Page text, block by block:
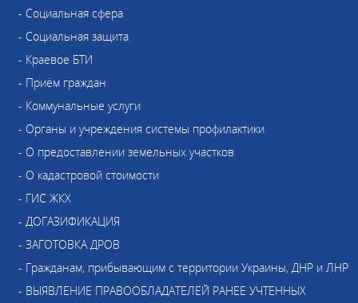
- Социальная сфера
- Социальная защита
- Краевое БТИ
- Приём граждан
- Коммунальные услуги
- Органы и учреждения системы профилактики
- О предоставлении земельных участков
- О кадастровой стоимости
- ГИС ЖКХ
- ДОГАЗИФИКАЦИЯ
- ЗАГОТОВКА ДРОВ
- Гражданам, прибывающим с территории Украины, ДНР и ЛНР
- ВЫЯВЛЕНИЕ ПРАВООБЛАДАТЕЛЕЙ РАНЕЕ УЧТЕННЫХ